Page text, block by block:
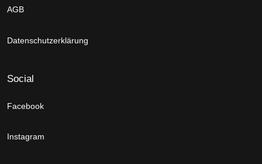
AGB
Datenschutzerklärung
Social
Facebook
Instagram